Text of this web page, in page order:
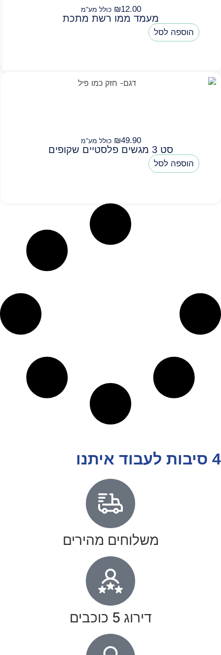
₪12.00 כולל מע"מ
מעמד ממו רשת מתכת
הוספה לסל
₪49.90 כולל מע"מ
סט 3 מגשים פלסטיים שקופים
הוספה לסל
4 סיבות לעבוד איתנו
משלוחים מהירים
דירוג 5 כוכבים